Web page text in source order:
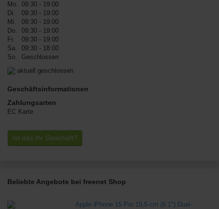
Mo. 09:30 - 19:00
Di.
09:30 - 19:00
Mi.
09:30 - 19:00
Do.
09:30 - 19:00
Fr.
09:30 - 19:00
Sa.
09:30 - 18:00
So.
Geschlossen
aktuell geschlossen
Geschäftsinformationen
Zahlungsarten
EC Karte
Ist das Ihr Geschäft?
Beliebte Angebote bei freenet Shop
Apple iPhone 15 Pro 15,5 cm (6.1") Dual-